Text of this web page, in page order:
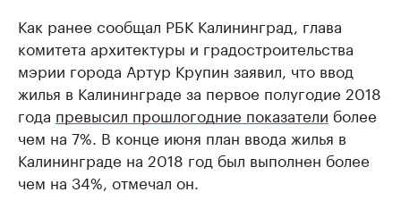
Как ранее сообщал РБК Калининград, глава
комитета архитектуры и градостроительства
мэрии города Артур Крупин заявил, что ввод
жилья в Калининграде за первое полугодие 2018
года превысил прошлогодние показатели более
чем на 7%. В конце июня план ввода жилья в
Калининграде на 2018 год был выполнен более
чем на 34%, отмечал он.